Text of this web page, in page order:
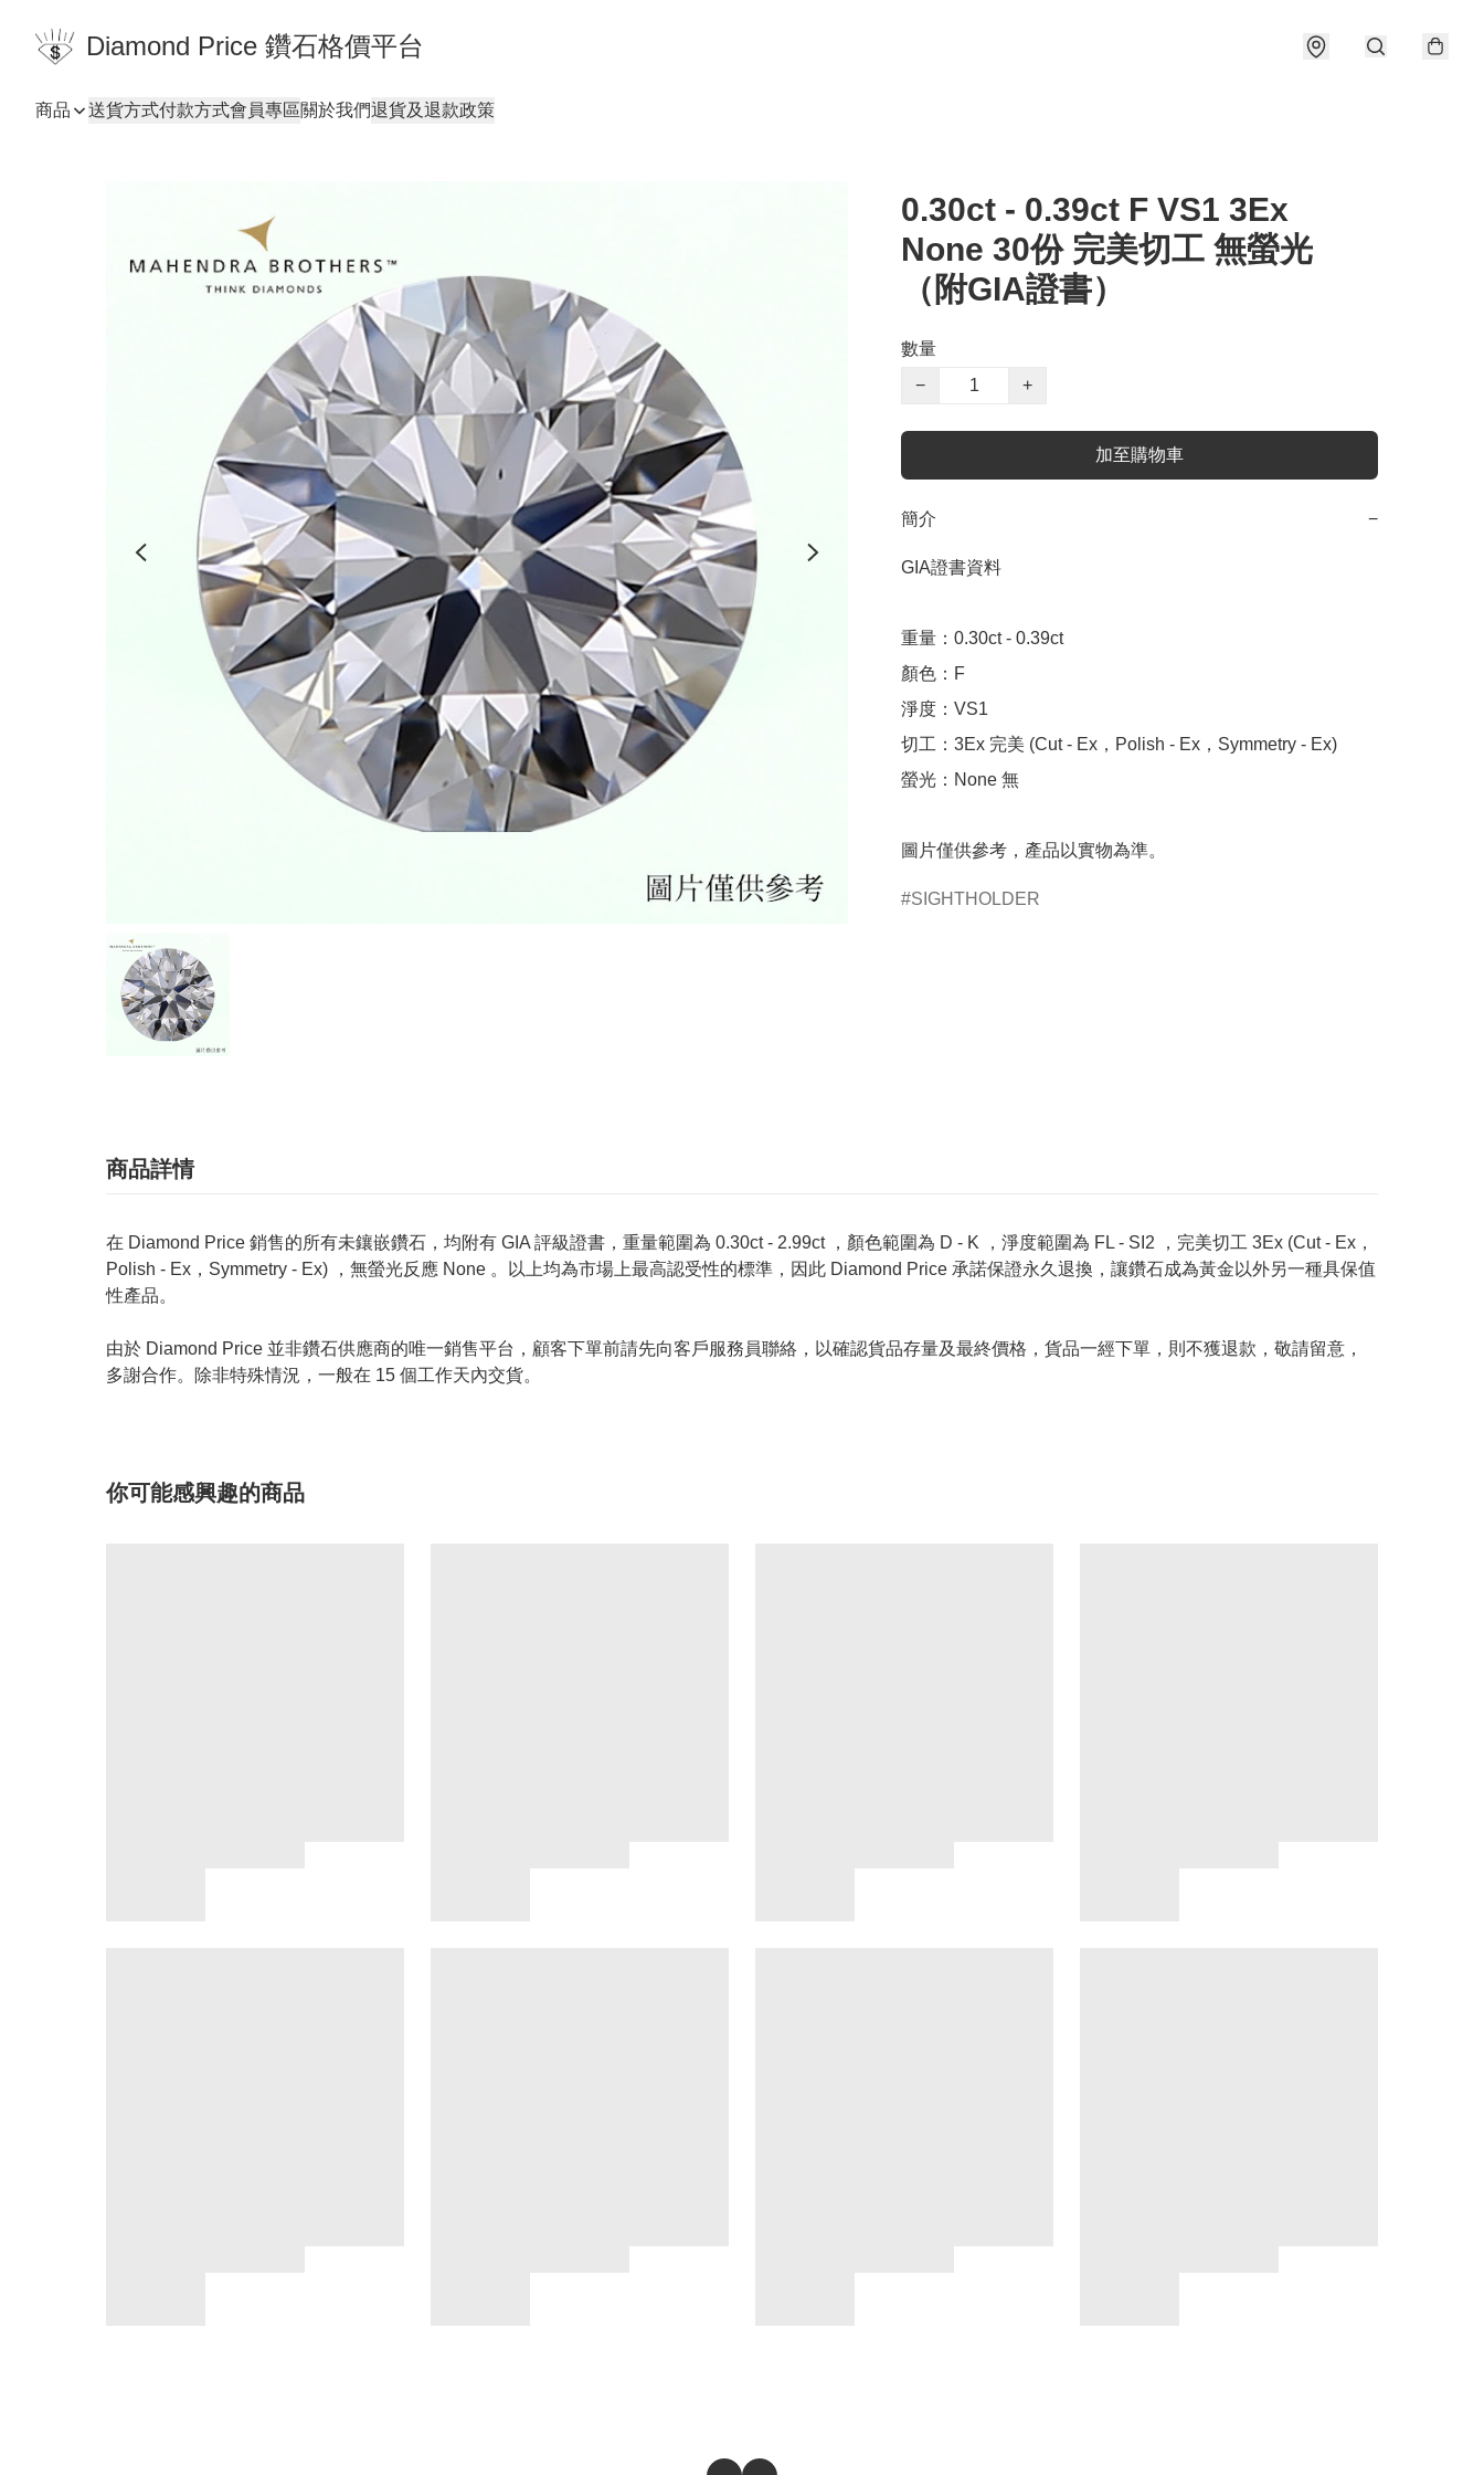
Diamond Price 鑽石格價平台
商品 送貨方式付款方式會員專區關於我們退貨及退款政策
0.30ct - 0.39ct F VS1 3Ex
None 30份 完美切工 無螢光
（附GIA證書）
數量
−
+
加至購物車
簡介 −
GIA證書資料
重量：0.30ct - 0.39ct
顏色：F
淨度：VS1
切工：3Ex 完美 (Cut - Ex，Polish - Ex，Symmetry - Ex)
螢光：None 無
圖片僅供參考，產品以實物為準。
SIGHTHOLDER
商品詳情
在 Diamond Price 銷售的所有未鑲嵌鑽石，均附有 GIA 評級證書，重量範圍為 0.30ct - 2.99ct ，顏色範圍為 D - K ，淨度範圍為 FL - SI2 ，完美切工 3Ex (Cut - Ex，
Polish - Ex，Symmetry - Ex) ，無螢光反應 None 。以上均為市場上最高認受性的標準，因此 Diamond Price 承諾保證永久退換，讓鑽石成為黃金以外另一種具保值
性產品。
由於 Diamond Price 並非鑽石供應商的唯一銷售平台，顧客下單前請先向客戶服務員聯絡，以確認貨品存量及最終價格，貨品一經下單，則不獲退款，敬請留意，
多謝合作。除非特殊情況，一般在 15 個工作天內交貨。
你可能感興趣的商品